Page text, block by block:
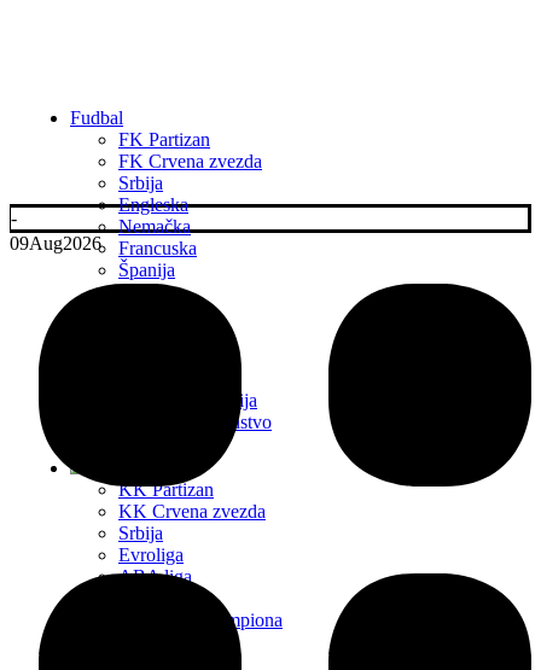
Fudbal
FK Partizan
FK Crvena zvezda
Srbija
Engleska
Nemačka
Francuska
Španija
Italija
Liga Konferencija
Evropsko prvenstvo
KK Partizan
KK Crvena zvezda
Srbija
Evroliga
ABA liga
FIBA Liga Šampiona
-
09Aug2026